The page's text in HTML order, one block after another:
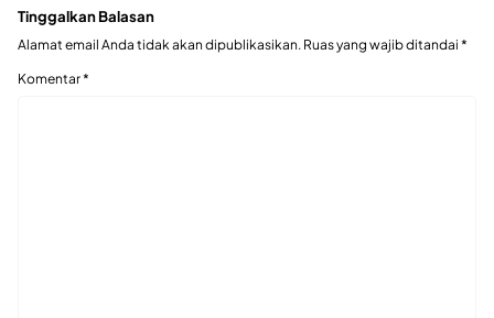
Tinggalkan Balasan
Alamat email Anda tidak akan dipublikasikan. Ruas yang wajib ditandai *
Komentar*